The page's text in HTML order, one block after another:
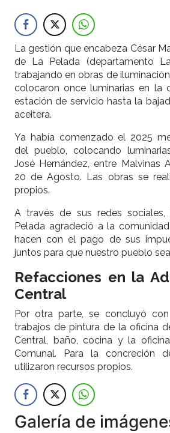
La gestión que encabeza César
de La Pelada (departamento
trabajando en obras de
colocaron once luminarias en la
estación de servicio hasta la
aceitera.
Ya había comenzado el 2025
del pueblo, colocando
José Hernández, entre Malvinas
20 de Agosto. Las obras se
propios.
A través de sus redes
Pelada agradeció a la
hacen con el pago de sus
juntos para que nuestro pueblo
Refacciones en la
Central
Por otra parte, se concluyó
trabajos de pintura de la oficina
Central, baño, cocina y la
Comunal. Para la concreción
utilizaron recursos propios.
Galería de